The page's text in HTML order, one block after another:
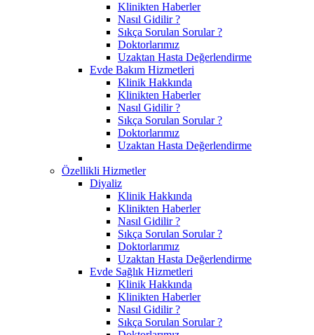
Klinikten Haberler
Nasıl Gidilir ?
Sıkça Sorulan Sorular ?
Doktorlarımız
Uzaktan Hasta Değerlendirme
Evde Bakım Hizmetleri
Klinik Hakkında
Klinikten Haberler
Nasıl Gidilir ?
Sıkça Sorulan Sorular ?
Doktorlarımız
Uzaktan Hasta Değerlendirme
Özellikli Hizmetler
Diyaliz
Klinik Hakkında
Klinikten Haberler
Nasıl Gidilir ?
Sıkça Sorulan Sorular ?
Doktorlarımız
Uzaktan Hasta Değerlendirme
Evde Sağlık Hizmetleri
Klinik Hakkında
Klinikten Haberler
Nasıl Gidilir ?
Sıkça Sorulan Sorular ?